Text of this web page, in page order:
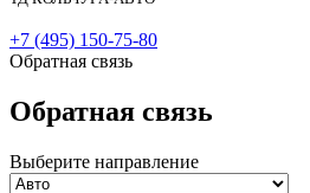
+7 (495) 150-75-80
Обратная связь
Обратная связь
Выберите направление